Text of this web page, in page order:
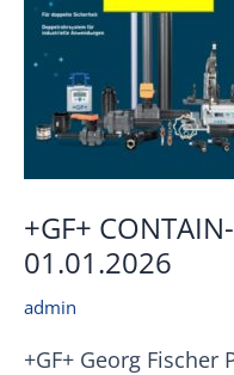
+GF+
01.01.2026
admin
+GF+ Georg